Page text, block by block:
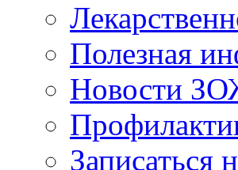
Полезная
Новости
Записаться